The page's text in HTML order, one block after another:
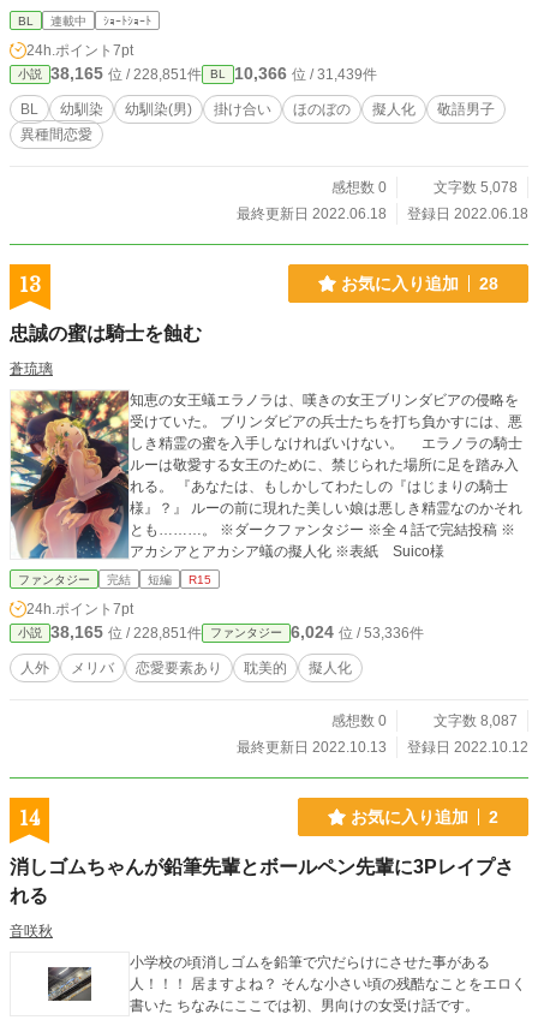
BL 連載中 ｼｮｰﾄｼｮｰﾄ
24h.ポイント 7pt
小説 38,165 位 / 228,851件 BL 10,366 位 / 31,439件
BL 幼馴染 幼馴染(男) 掛け合い ほのぼの 擬人化
敬語男子
異種間恋愛
感想数 0
文字数 5,078
最終更新日 2022.06.18
登録日 2022.06.18
13 お気に入り追加 28
忠誠の蜜は騎士を蝕む
蒼琉璃
知恵の女王蟻エラノラは、嘆きの女王ブリンダビアの侵略を
受けていた。 ブリンダビアの兵士たちを打ち負かすには、悪
しき精霊の蜜を入手しなければいけない。 エラノラの騎士
ルーは敬愛する女王のために、禁じられた場所に足を踏み入
れる。 『あなたは、もしかしてわたしの『はじまりの騎士
様』？』 ルーの前に現れた美しい娘は悪しき精霊なのかそれ
とも………。 ※ダークファンタジー ※全４話で完結投稿 ※
アカシアとアカシア蟻の擬人化 ※表紙 Suico様
ファンタジー 完結 短編 R15
24h.ポイント 7pt
小説 38,165 位 / 228,851件 ファンタジー 6,024 位 / 53,336件
人外 メリバ 恋愛要素あり 耽美的 擬人化
感想数 0
文字数 8,087
最終更新日 2022.10.13
登録日 2022.10.12
14 お気に入り追加 2
消しゴムちゃんが鉛筆先輩とボールペン先輩に3Pレイプさ
れる
音咲秋
小学校の頃消しゴムを鉛筆で穴だらけにさせた事がある
人！！！ 居ますよね？ そんな小さい頃の残酷なことをエロく
書いた ちなみにここでは初、男向けの女受け話です。